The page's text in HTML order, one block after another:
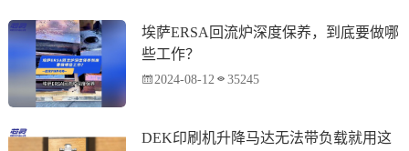
埃萨ERSA回流炉深度保养，到底要做哪
些工作？
2024-08-12 35245
DEK印刷机升降马达无法带负载就用这